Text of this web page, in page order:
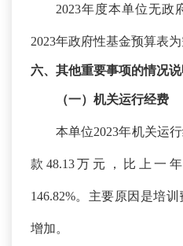
2023年度本单位无政
2023年政府性基金预算表为
六、其他重要事项的情况说
（一）机关运行经费
本单位2023年机关运
款48.13万元，比上一
146.82%。主要原因是培
增加。